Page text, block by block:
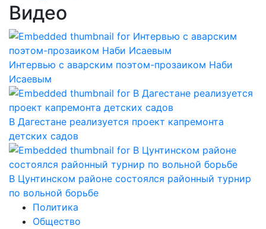
Видео
Интервью с аварским поэтом-прозаиком Наби
Исаевым
В Дагестане реализуется проект капремонта
детских садов
В Цунтинском районе состоялся районный турнир
по вольной борьбе
Политика
Общество